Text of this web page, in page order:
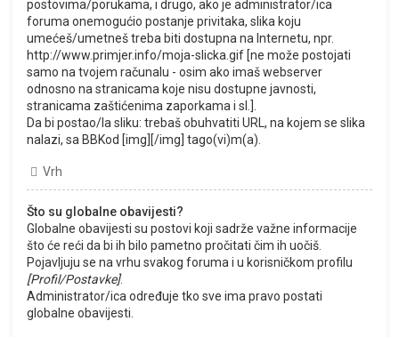
postovima/porukama, i drugo, ako je administrator/ica
foruma onemogućio postanje privitaka, slika koju
umećeš/umetneš treba biti dostupna na Internetu, npr.
http://www.primjer.info/moja-slicka.gif [ne može postojati
samo na tvojem računalu - osim ako imaš webserver
odnosno na stranicama koje nisu dostupne javnosti,
stranicama zaštićenima zaporkama i sl.].
Da bi postao/la sliku: trebaš obuhvatiti URL, na kojem se slika
nalazi, sa BBKod [img][/img] tago(vi)m(a).
Vrh
Što su globalne obavijesti?
Globalne obavijesti su postovi koji sadrže važne informacije
što će reći da bi ih bilo pametno pročitati čim ih uočiš.
Pojavljuju se na vrhu svakog foruma i u korisničkom profilu
[Profil/Postavke].
Administrator/ica određuje tko sve ima pravo postati
globalne obavijesti.